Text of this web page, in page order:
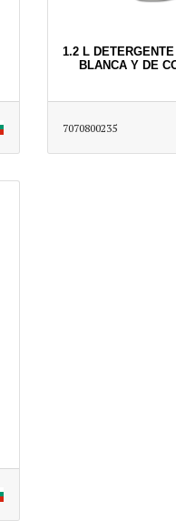
1.2 L
BLANCA Y DE
7070800235